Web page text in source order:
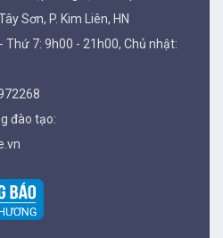
Sơn, P. Kim Liên, HN
Thứ 7: 9h00 - 21h00, Chủ nhật:
đào tạo: